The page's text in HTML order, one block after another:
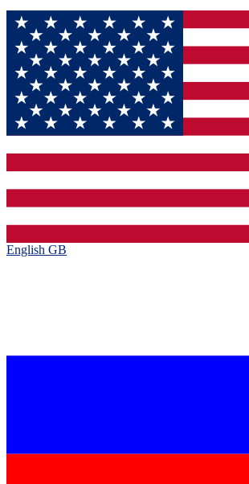
English GB‎